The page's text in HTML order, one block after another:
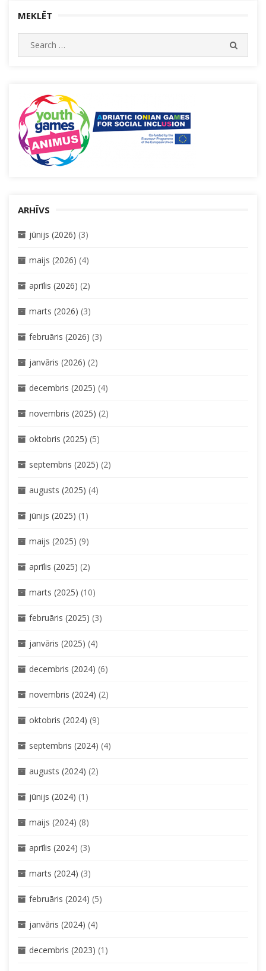
MEKLĒT
Search
for:
ARHĪVS
jūnijs (2026) (3)
maijs (2026) (4)
aprīlis (2026) (2)
marts (2026) (3)
februāris (2026) (3)
janvāris (2026) (2)
decembris (2025) (4)
novembris (2025) (2)
oktobris (2025) (5)
septembris (2025) (2)
augusts (2025) (4)
jūnijs (2025) (1)
maijs (2025) (9)
aprīlis (2025) (2)
marts (2025) (10)
februāris (2025) (3)
janvāris (2025) (4)
decembris (2024) (6)
novembris (2024) (2)
oktobris (2024) (9)
septembris (2024) (4)
augusts (2024) (2)
jūnijs (2024) (1)
maijs (2024) (8)
aprīlis (2024) (3)
marts (2024) (3)
februāris (2024) (5)
janvāris (2024) (4)
decembris (2023) (1)